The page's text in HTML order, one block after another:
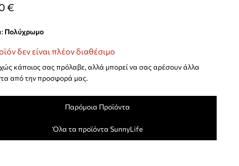
€
πολύχρωμο
δεν είναι πλέον διαθέσιμο
κάποιος σας πρόλαβε, αλλά μπορεί να σας αρέσουν άλλα
από την προσφορά μας.
Παρόμοια Προϊόντα
Όλα τα προϊόντα SunnyLife